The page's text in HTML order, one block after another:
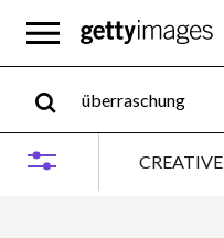
CREATIVE